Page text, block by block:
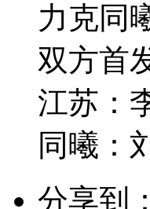
力克同
双方首
江苏：
同曦：
分享到：